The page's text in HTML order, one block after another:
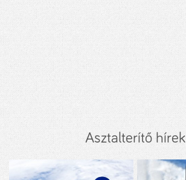
Asztalterítő hírek